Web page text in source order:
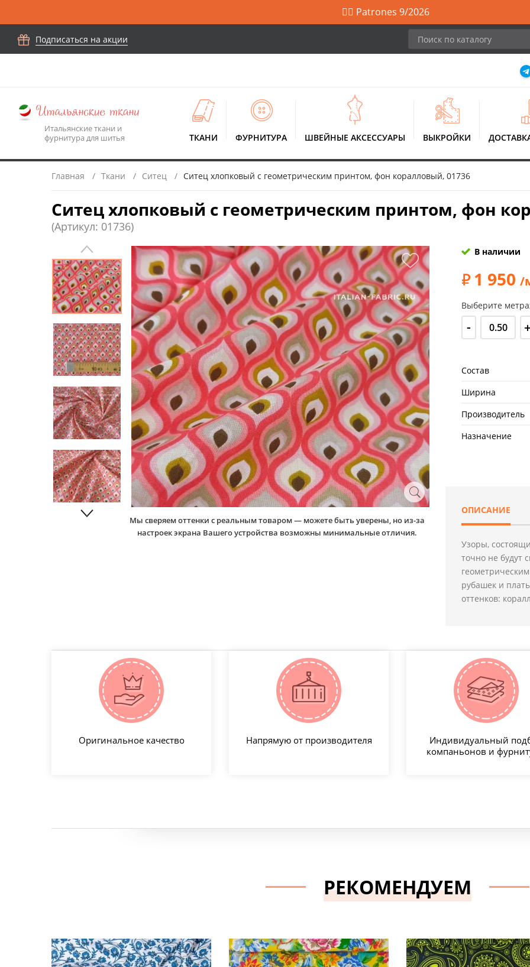
🙋‍♀️ Patrones 9/2026
Подписаться на акции
Итальянские ткани и
фурнитура для шитья
ТКАНИ ФУРНИТУРА ШВЕЙНЫЕ АКСЕССУАРЫ ВЫКРОЙКИ
Главная Ткани Ситец Ситец хлопковый с геометрическим принтом, фон коралловый, 01736
Ситец хлопковый с геометрическим принтом, фон
(Артикул: 01736)
Мы сверяем оттенки с реальным товаром — можете быть уверены, но из-за
настроек экрана Вашего устройства возможны минимальные отличия.
В наличии
1 950 /
Выберите
- +
Состав
Ширина
Производитель
Назначение
ОПИСАНИЕ
Узоры,
точно не будут
рубашек и
оттенков:
Оригинальное качество Напрямую от производителя
Индивидуальный
компаньонов и
РЕКОМЕНДУЕМ